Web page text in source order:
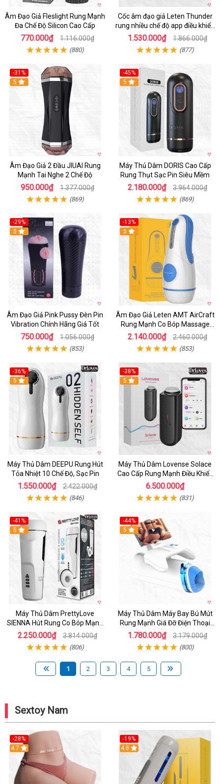
Âm Đạo Giả Fleslight Rung Mạnh
Đa Chế Độ Silicon Cao Cấp
770.000₫ 1.116.000₫
(880)
Cốc âm đạo giả Leten Thunder
rung nhiều chế độ app điều khiển
tiện lợi
1.530.000₫ 1.866.000₫
(877)
-31%
5
Âm Đạo Giả 2 Đầu JIUAI Rung
Mạnh Tai Nghe 2 Chế Độ
950.000₫ 1.377.000₫
(869)
-45%
Hot
5
Máy Thủ Dâm DORIS Cao Cấp
Rung Thụt Sạc Pin Siêu Mềm
2.180.000₫ 3.964.000₫
(869)
-29%
5
Âm Đạo Giả Pink Pussy Đèn Pin
Vibration Chính Hãng Giá Tốt
750.000₫ 1.056.000₫
(853)
-13%
5
Âm Đạo Giả Leten AMT AirCraft
Rung Mạnh Co Bóp Massage
Êm Ái
2.140.000₫ 2.460.000₫
(853)
-36%
Hot
5
Máy Thủ Dâm DEEPU Rung Hút
Tỏa Nhiệt 10 Chế Độ, Sạc Pin
1.550.000₫ 2.422.000₫
(846)
-38%
Hot
5
Máy Thủ Dâm Lovense Solace
Cao Cấp Rung Mạnh Điều Khiển
App
6.500.000₫
(831)
-41%
Hot
5
Máy Thủ Dâm PrettyLove
SIENNA Hút Rung Co Bóp Mạnh
Mẽ Nam
2.250.000₫ 3.814.000₫
(806)
-44%
Hot
5
Máy Thủ Dâm Máy Bay Bú Mút
Rung Mạnh Giá Đỡ Điện Thoại
Chính Hãng
1.780.000₫ 3.179.000₫
(800)
1 2 3 4 5
Sextoy Nam
-28%
4.7
-19%
Hot
4.8